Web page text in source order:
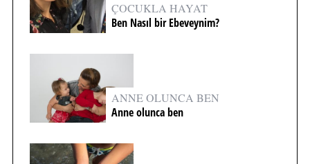
ÇOCUKLA HAYAT
Ben Nasıl bir Ebeveynim?
ANNE OLUNCA BEN
Anne olunca ben